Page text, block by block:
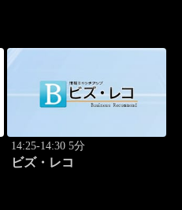
14:25-14:30 5分
ビズ・レコ